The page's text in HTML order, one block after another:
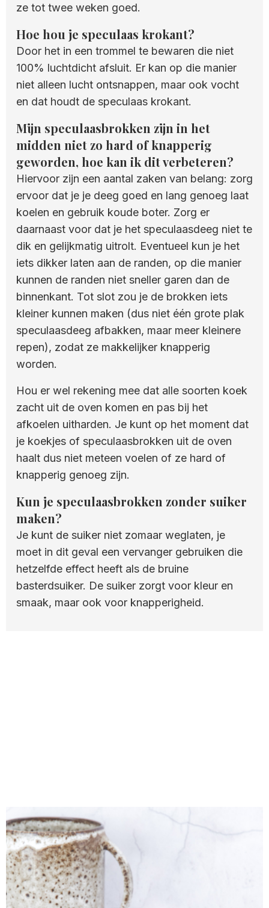
ze tot twee weken goed.
Hoe hou je speculaas krokant?
Door het in een trommel te bewaren die niet
100% luchtdicht afsluit. Er kan op die manier
niet alleen lucht ontsnappen, maar ook vocht
en dat houdt de speculaas krokant.
Mijn speculaasbrokken zijn in het
midden niet zo hard of knapperig
geworden, hoe kan ik dit verbeteren?
Hiervoor zijn een aantal zaken van belang: zorg
ervoor dat je je deeg goed en lang genoeg laat
koelen en gebruik koude boter. Zorg er
daarnaast voor dat je het speculaasdeeg niet te
dik en gelijkmatig uitrolt. Eventueel kun je het
iets dikker laten aan de randen, op die manier
kunnen de randen niet sneller garen dan de
binnenkant. Tot slot zou je de brokken iets
kleiner kunnen maken (dus niet één grote plak
speculaasdeeg afbakken, maar meer kleinere
repen), zodat ze makkelijker knapperig
worden.
Hou er wel rekening mee dat alle soorten koek
zacht uit de oven komen en pas bij het
afkoelen uitharden. Je kunt op het moment dat
je koekjes of speculaasbrokken uit de oven
haalt dus niet meteen voelen of ze hard of
knapperig genoeg zijn.
Kun je speculaasbrokken zonder suiker
maken?
Je kunt de suiker niet zomaar weglaten, je
moet in dit geval een vervanger gebruiken die
hetzelfde effect heeft als de bruine
basterdsuiker. De suiker zorgt voor kleur en
smaak, maar ook voor knapperigheid.